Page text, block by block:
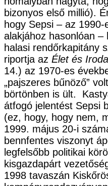
bizonyos első millió).
hogy Sepsi – az
alakjához hasonlóan –
halasi rendőrkapitány
riportja az Élet és
14.) az 1970-es
„pajszeres bűnöző”
börtönben is ült.
átfogó jelentést Sepsi
(ez, hogy, hogy nem,
1999. május 20-i
bennfentes viszonyt
legfelsőbb politikai
kisgazdapárt
1998 tavaszán